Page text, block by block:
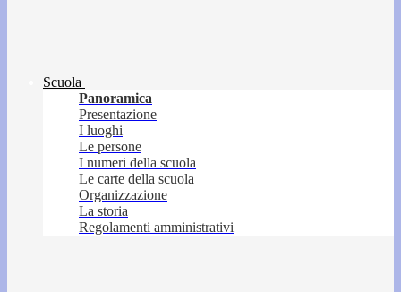
Scuola
Panoramica
Presentazione
I luoghi
Le persone
I numeri della scuola
Le carte della scuola
Organizzazione
La storia
Regolamenti amministrativi